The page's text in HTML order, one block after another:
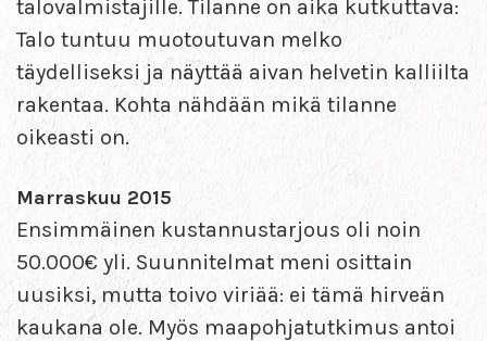
talovalmistajille. Tilanne on aika kutkuttava:
Talo tuntuu muotoutuvan melko
täydelliseksi ja näyttää aivan helvetin kalliilta
rakentaa. Kohta nähdään mikä tilanne
oikeasti on.
Marraskuu 2015
Ensimmäinen kustannustarjous oli noin
50.000€ yli. Suunnitelmat meni osittain
uusiksi, mutta toivo viriää: ei tämä hirveän
kaukana ole. Myös maapohjatutkimus antoi